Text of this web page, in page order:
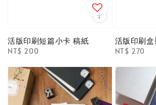
活版印刷短篇小卡 稿紙
Regular
NT$ 200
活版印刷
Regular
NT$ 270